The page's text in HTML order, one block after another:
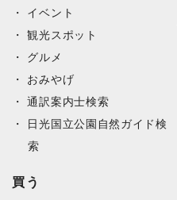
イベント
観光スポット
グルメ
おみやげ
通訳案内士検索
日光国立公園自然ガイド検
索
買う